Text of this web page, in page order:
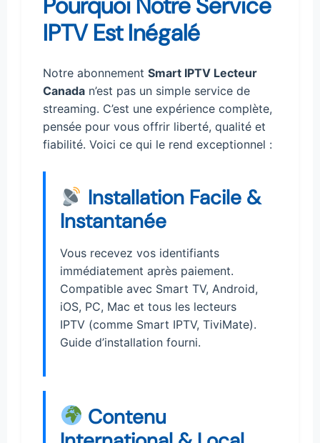
IPTV Est Inégalé
Notre abonnement Smart IPTV Lecteur
Canada n’est pas un simple service de
streaming. C’est une expérience complète,
pensée pour vous offrir liberté, qualité et
fiabilité. Voici ce qui le rend exceptionnel :
Installation Facile &
Instantanée
Vous recevez vos identifiants
immédiatement après paiement.
Compatible avec Smart TV, Android,
iOS, PC, Mac et tous les lecteurs
IPTV (comme Smart IPTV, TiviMate).
Guide d’installation fourni.
Contenu